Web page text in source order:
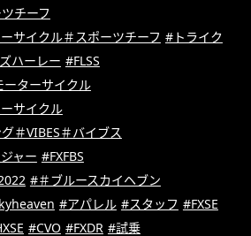
チーフ
サイクル＃スポーツチーフ #トライク
ハーレー #FLSS
ターサイクル
サイクル
＃VIBES＃バイブス
ャー #FXFBS
#＃ブルースカイヘブン
#アパレル #スタッフ #FXSE
#CVO #FXDR #試乗